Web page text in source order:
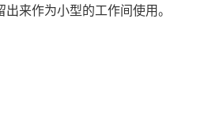
来作为小型的工作间使用。